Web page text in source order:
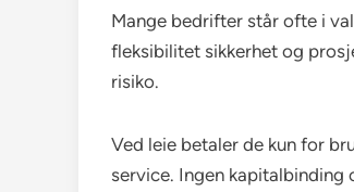
Mange bedrifter står ofte i
fleksibilitet sikkerhet og
risiko.
Ved leie betaler de kun for
service. Ingen